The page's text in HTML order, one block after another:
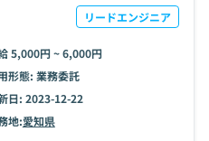
リードエンジニア
5,000円 ~ 6,000円
形態: 業務委託
日: 2023-12-22
地:愛知県